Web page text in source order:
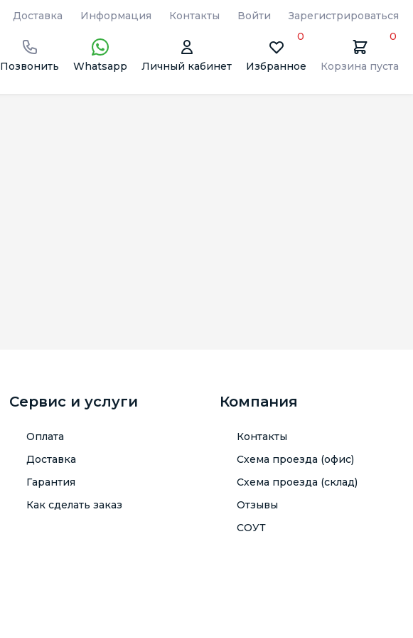
Доставка Информация Контакты Войти Зарегистрироваться
Позвонить Whatsapp Личный кабинет Избранное
0
Корзина пуста
0
Сервис и услуги
Оплата
Доставка
Гарантия
Как сделать заказ
Компания
Контакты
Схема проезда (офис)
Схема проезда (склад)
Отзывы
СОУТ